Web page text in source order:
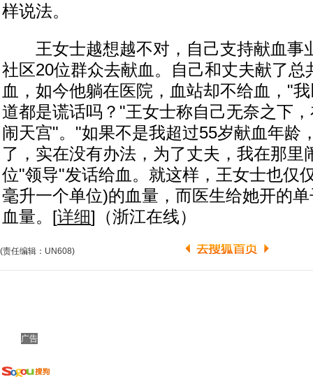
样说法。
王女士越想越不对，自己支持献血事
社区20位群众去献血。自己和丈夫献了总
血，如今他躺在医院，血站却不给血，"
道都是谎话吗？"王女士称自己无奈之下
闹天宫"。"如果不是我超过55岁献血年龄
了，实在没有办法，为了丈夫，我在那里
位"领导"发话给血。就这样，王女士也仅
毫升一个单位)的血量，而医生给她开的
血量。[详细]（浙江在线）
(责任编辑：UN608)
广告